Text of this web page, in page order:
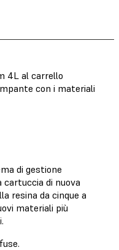
4L al carrello
con i materiali
di gestione
di nuova
resina da cinque a
materiali più